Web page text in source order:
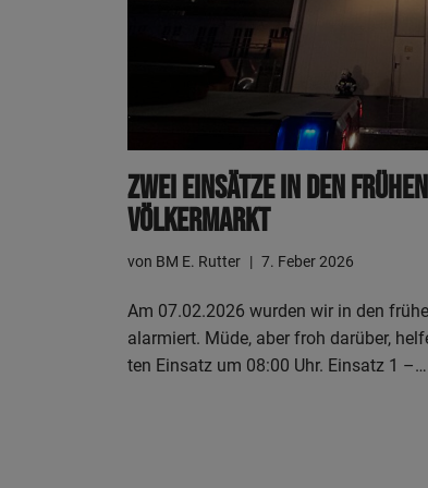
Zwei Ein­sät­ze In Den
Völkermarkt
von BM E. Rutter 7. Feber 2026
Am 07.02.2026 wur­den wir in den
alar­miert. Müde, aber froh dar­über,
ten Ein­satz um 08:00 Uhr. Ein­satz 1 –…